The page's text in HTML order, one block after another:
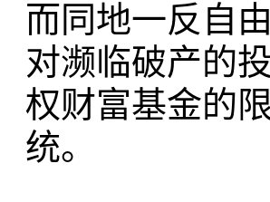
而同地一反自
对濒临破产的
权财富基金的
统。